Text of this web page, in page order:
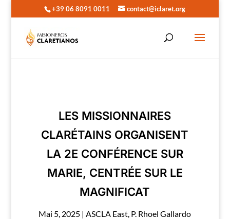
+39 06 8091 0011 contact@iclaret.org
LES MISSIONNAIRES
CLARÉTAINS ORGANISENT
LA 2E CONFÉRENCE SUR
MARIE, CENTRÉE SUR LE
MAGNIFICAT
Mai 5, 2025 |ASCLA East, P. Rhoel Gallardo